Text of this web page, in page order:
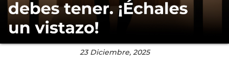
23 Diciembre, 2025